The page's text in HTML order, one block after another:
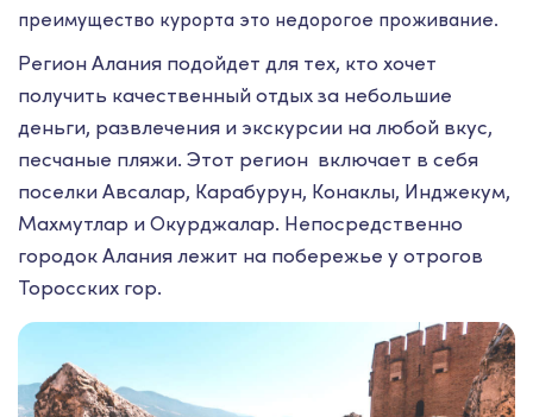
преимущество курорта это недорогое проживание.
Регион Алания подойдет для тех, кто хочет
получить качественный отдых за небольшие
деньги, развлечения и экскурсии на любой вкус,
песчаные пляжи. Этот регион включает в себя
поселки Авсалар, Карабурун, Конаклы, Инджекум,
Махмутлар и Окурджалар. Непосредственно
городок Алания лежит на побережье у отрогов
Торосских гор.